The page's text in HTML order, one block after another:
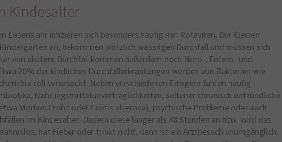
Kindesalter
Lebensjahr infizieren sich besonders häufig mit Rotaviren. Die Kleinen
an, bekommen plötzlich wässrigen Durchfall und müssen sich
von akutem Durchfall kommen außerdem noch Noro-, Entero- und
20% der kindlichen Durchfallerkrankungen werden von Bakterien wie
coli verursacht. Neben verschiedenen Erregern führen häufig
Nahrungsmittelunverträglichkeiten, seltener chronisch entzündliche
Morbus Crohn oder Colitis ulcerosa), psychische Probleme oder auch
im Kindesalter. Dauern diese länger als 48 Stunden an bzw. wird das
hat Fieber oder trinkt nicht, dann ist ein Arztbesuch unumgänglich.